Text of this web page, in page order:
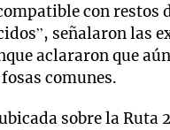
con restos
señalaron las
aclararon que
comunes.
sobre la Ruta